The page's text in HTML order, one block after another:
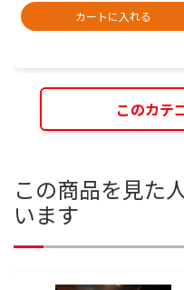
カートに入れる
このカテ
この商品を見た
います